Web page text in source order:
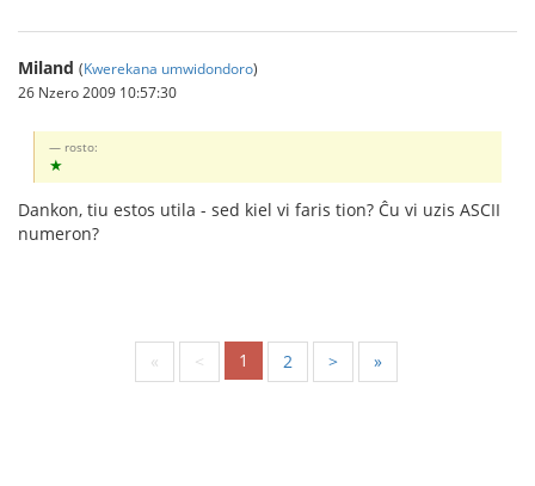
Miland (Kwerekana umwidondoro)
26 Nzero 2009 10:57:30
rosto:
★
Dankon, tiu estos utila - sed kiel vi faris tion? Ĉu vi uzis ASCII
numeron?
« < 1 2 > »